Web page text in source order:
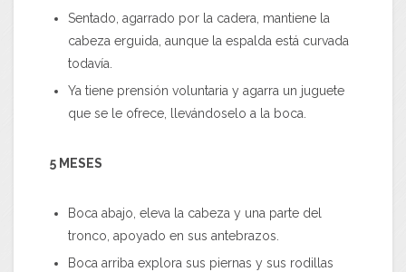
Sentado, agarrado por la cadera, mantiene la
cabeza erguida, aunque la espalda está curvada
todavía.
Ya tiene prensión voluntaria y agarra un juguete
que se le ofrece, llevándoselo a la boca.
5 MESES
Boca abajo, eleva la cabeza y una parte del
tronco, apoyado en sus antebrazos.
Boca arriba explora sus piernas y sus rodillas